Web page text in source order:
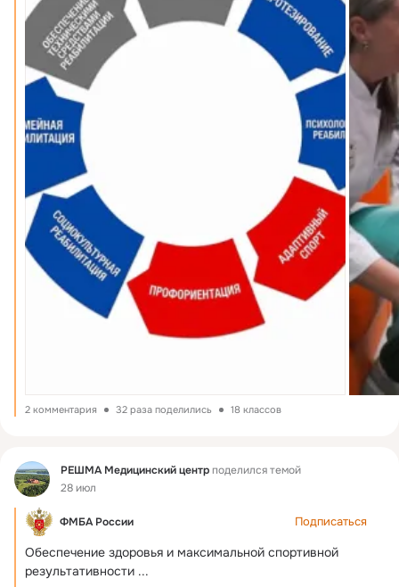
2 комментария 32 раза поделились 18 классов
Фид РЕШМА Медицинский центрподелился темой
28 июл
ФМБА России Подписаться
Обеспечение здоровья и максимальной спортивной
результативности ...